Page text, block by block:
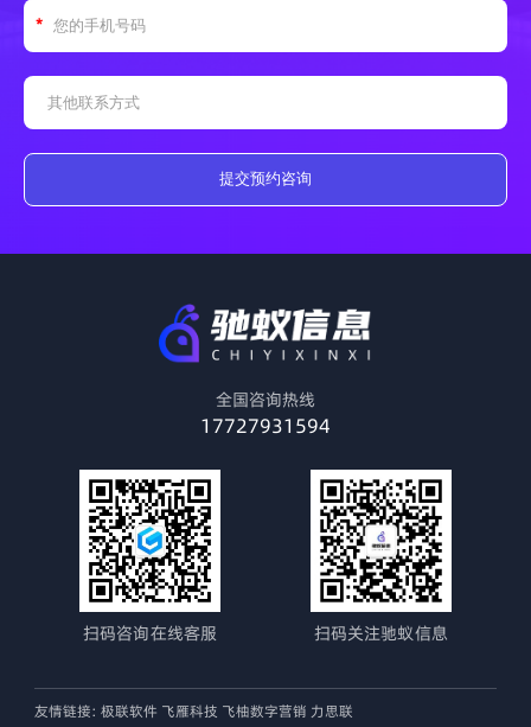
提交预约咨询
全国咨询热线
17727931594
扫码咨询在线客服 扫码关注驰蚁信息
友情链接: 极联软件 飞雁科技 飞柚数字营销 力思联